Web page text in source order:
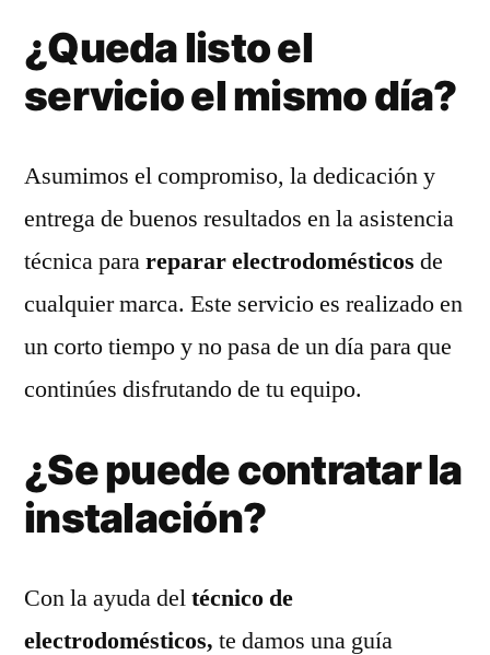
¿Queda listo el
servicio el mismo día?
Asumimos el compromiso, la dedicación y
entrega de buenos resultados en la asistencia
técnica parareparar electrodomésticos de
cualquier marca. Este servicio es realizado en
un corto tiempo y no pasa de un día para que
continúes disfrutando de tu equipo.
¿Se puede contratar la
instalación?
Con la ayuda deltécnico de
electrodomésticos, te damos una guía